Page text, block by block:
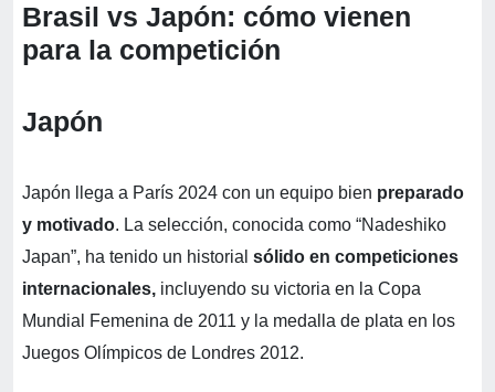
Brasil vs Japón: cómo vienen
para la competición
Japón
Japón llega a París 2024 con un equipo bien preparado
y motivado. La selección, conocida como “Nadeshiko
Japan”, ha tenido un historial sólido en competiciones
internacionales, incluyendo su victoria en la Copa
Mundial Femenina de 2011 y la medalla de plata en los
Juegos Olímpicos de Londres 2012.